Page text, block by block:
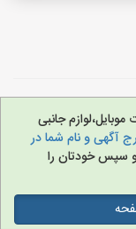
جانبی
آگهی و نام شما در
سپس خودتان را